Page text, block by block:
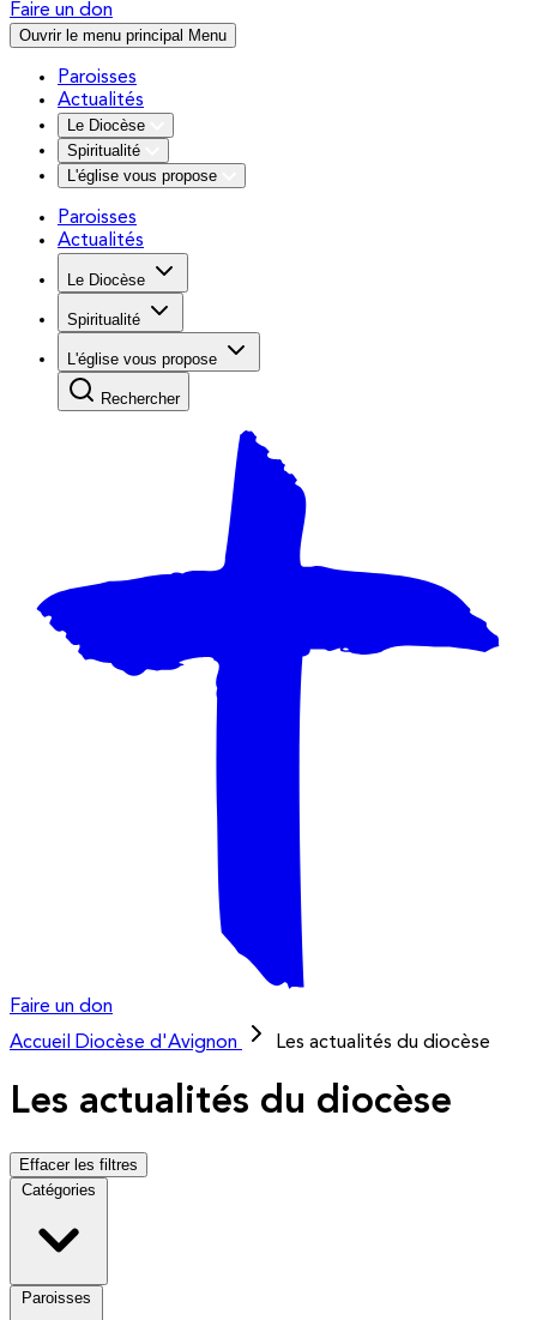
Faire un don
Ouvrir le menu principal Menu
Paroisses
Actualités
Le Diocèse
Spiritualité
L'église vous propose
Paroisses
Actualités
Le Diocèse
Spiritualité
L'église vous propose
Rechercher
Faire un don
Accueil
Diocèse d'Avignon Les actualités du diocèse
Les actualités du diocèse
Effacer les filtres
Catégories
Paroisses